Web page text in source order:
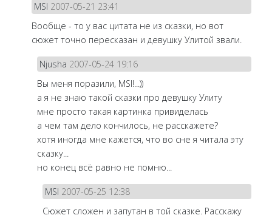
MSI 2007-05-21 23:41
Вообще - то у вас цитата не из сказки, но вот
сюжет точно пересказан и девушку Улитой звали.
Njusha 2007-05-24 19:16
Вы меня поразили, MSI!...))
а я не знаю такой сказки про девушку Улиту
мне просто такая картинка привиделась
а чем там дело кончилось, не расскажете?
хотя иногда мне кажется, что во сне я читала эту
сказку...
но конец всё равно не помню...
MSI 2007-05-25 12:38
Сюжет сложен и запутан в той сказке. Расскажу